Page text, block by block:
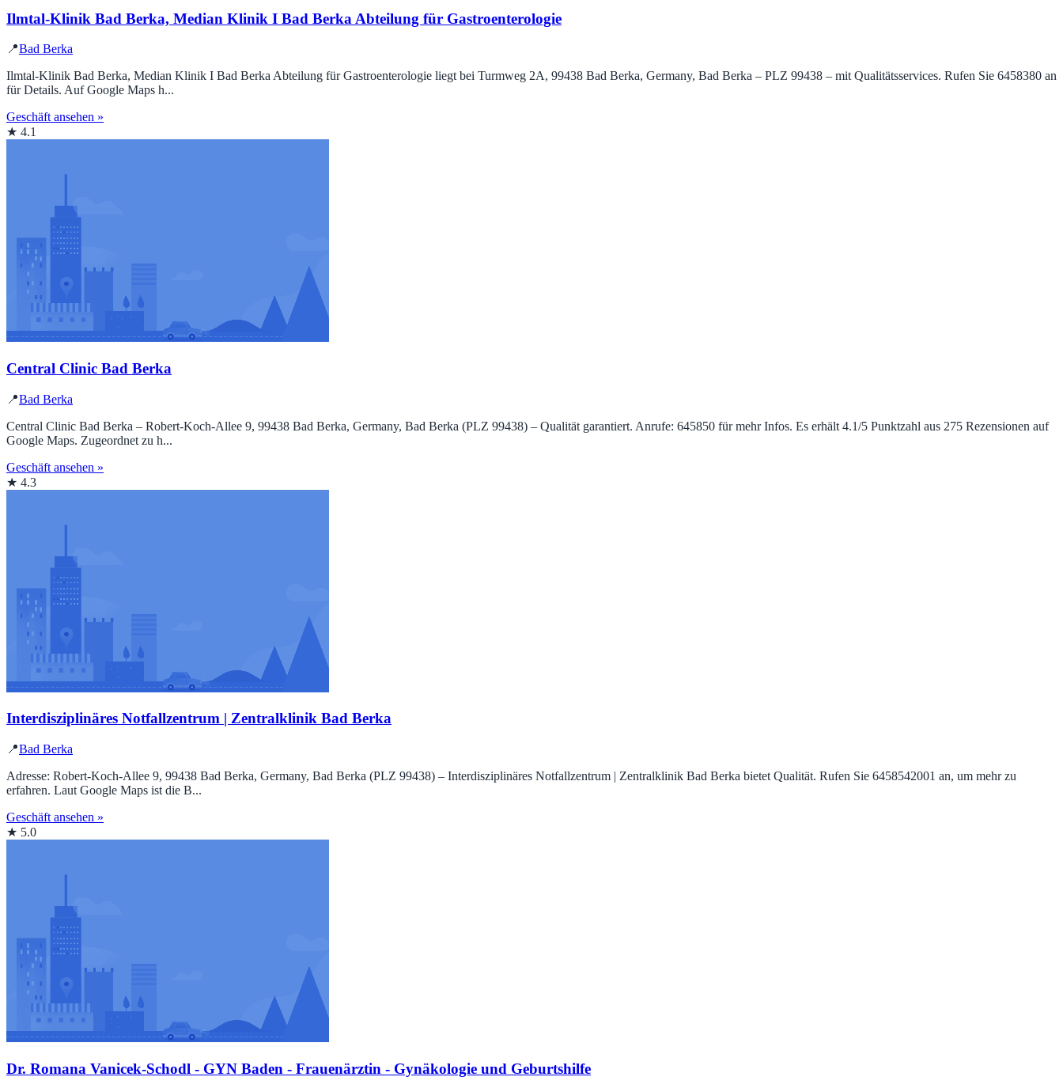
Ilmtal-Klinik Bad Berka, Median Klinik I Bad Berka Abteilung für Gastroenterologie
📍Bad Berka
Ilmtal-Klinik Bad Berka, Median Klinik I Bad Berka Abteilung für Gastroenterologie liegt bei Turmweg 2A, 99438 Bad Berka, Germany, Bad Berka – PLZ 99438 – mit Qualitätsservices. Rufen Sie 6458380 an
für Details. Auf Google Maps h...
Geschäft ansehen »
★ 4.1
Central Clinic Bad Berka
📍Bad Berka
Central Clinic Bad Berka – Robert-Koch-Allee 9, 99438 Bad Berka, Germany, Bad Berka (PLZ 99438) – Qualität garantiert. Anrufe: 645850 für mehr Infos. Es erhält 4.1/5 Punktzahl aus 275 Rezensionen auf
Google Maps. Zugeordnet zu h...
Geschäft ansehen »
★ 4.3
Interdisziplinäres Notfallzentrum | Zentralklinik Bad Berka
📍Bad Berka
Adresse: Robert-Koch-Allee 9, 99438 Bad Berka, Germany, Bad Berka (PLZ 99438) – Interdisziplinäres Notfallzentrum | Zentralklinik Bad Berka bietet Qualität. Rufen Sie 6458542001 an, um mehr zu
erfahren. Laut Google Maps ist die B...
Geschäft ansehen »
★ 5.0
Dr. Romana Vanicek-Schodl - GYN Baden - Frauenärztin - Gynäkologie und Geburtshilfe